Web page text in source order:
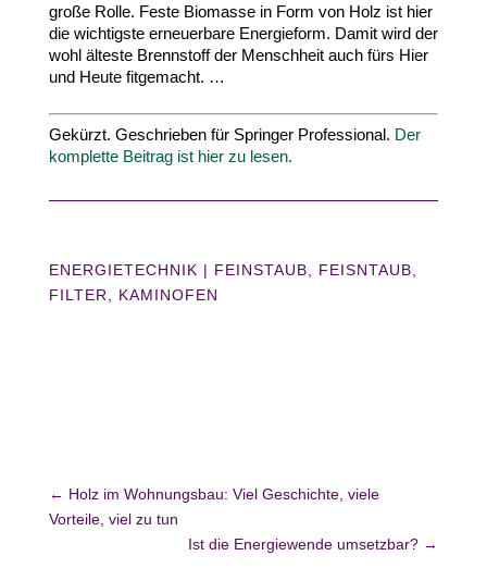
große Rolle. Feste Biomasse in Form von Holz ist hier
die wich­tigste erneu­erbare Ener­gieform. Damit wird der
wohl älteste Brenn­stoff der Menschheit auch fürs Hier
und Heute fitgemacht. …
Gekürzt. Geschrie­ben für Sprin­ger Pro­fes­sio­nal. Der
kom­plette Beitrag ist hier zu lesen.
ENERGIETECHNIK | FEINSTAUB
FEISNTAUB
FILTER
KAMINOFEN
← Holz im Wohnungsbau: Viel Geschichte, viele
Vorteile, viel zu tun
Ist die Energiewende umsetzbar? →